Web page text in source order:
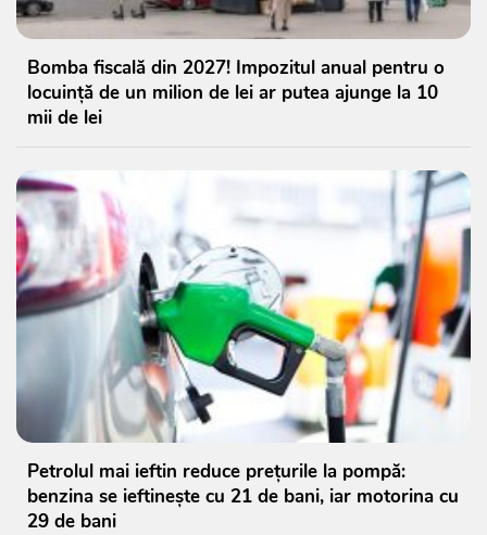
Bomba fiscală din 2027! Impozitul anual pentru o
locuință de un milion de lei ar putea ajunge la 10
mii de lei
Petrolul mai ieftin reduce prețurile la pompă:
benzina se ieftinește cu 21 de bani, iar motorina cu
29 de bani